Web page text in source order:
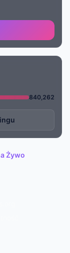
840,262
Żywo